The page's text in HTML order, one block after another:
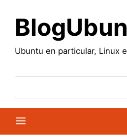
contenido
Ubuntu en particular, Linux